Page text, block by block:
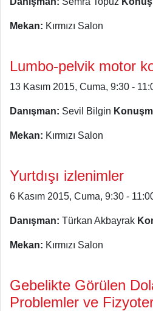
Mekan: Kırmızı Salon
Lumbo-pelvik motor
13 Kasım 2015, Cuma, 9:30 -
Danışman: Sevil Bilgin
Mekan: Kırmızı Salon
Yurtdışı izlenimler
6 Kasım 2015, Cuma, 9:30 -
Danışman: Türkan Akbayrak
Mekan: Kırmızı Salon
Gebelikte Görülen
Problemler ve